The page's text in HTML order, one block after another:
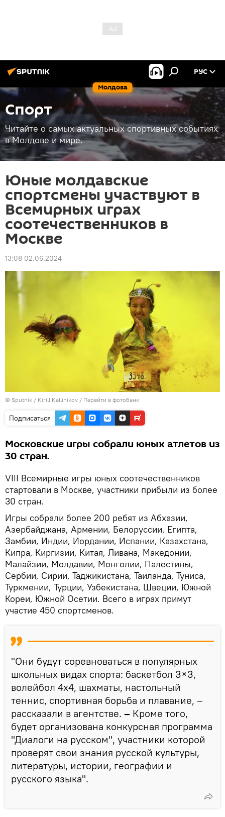
Молдова
РУС
Спорт
Читайте о самых актуальных спортивных событиях
в Молдове и мире.
Юные молдавские
спортсмены участвуют в
Всемирных играх
соотечественников в
Москве
13:08 02.06.2024
© Sputnik / Kirill Kallinikov / Перейти в фотобанк
Подписаться
Московские игры собрали юных атлетов из
30 стран.
VIII Всемирные игры юных соотечественников
стартовали в Москве, участники прибыли из более
30 стран.
Игры собрали более 200 ребят из Абхазии,
Азербайджана, Армении, Белоруссии, Египта,
Замбии, Индии, Иордании, Испании, Казахстана,
Кипра, Киргизии, Китая, Ливана, Македонии,
Малайзии, Молдавии, Монголии, Палестины,
Сербии, Сирии, Таджикистана, Таиланда, Туниса,
Туркмении, Турции, Узбекистана, Швеции, Южной
Кореи, Южной Осетии. Всего в играх примут
участие 450 спортсменов.
"Они будут соревноваться в популярных
школьных видах спорта: баскетбол 3×3,
волейбол 4х4, шахматы, настольный
теннис, спортивная борьба и плавание, –
рассказали в агентстве. – Кроме того,
будет организована конкурсная программа
"Диалоги на русском", участники которой
проверят свои знания русской культуры,
литературы, истории, географии и
русского языка".